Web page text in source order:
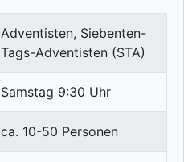
Adventisten, Siebenten-
Tags-Adventisten (STA)
Samstag 9:30 Uhr
ca. 10-50 Personen